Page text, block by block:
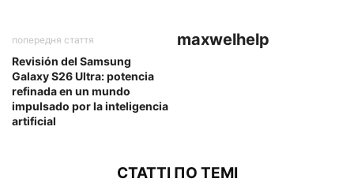
попередня стаття
Revisión del Samsung
Galaxy S26 Ultra: potencia
refinada en un mundo
impulsado por la inteligencia
artificial
maxwelhelp
СТАТТІ ПО ТЕМІ